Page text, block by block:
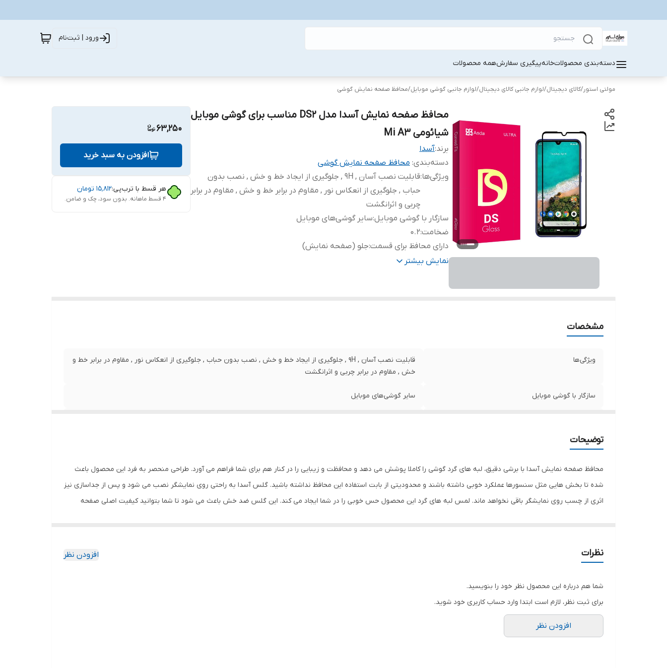
ورود | ثبت‌نام
دسته‌بندی محصولاتخانهپیگیری سفارشهمه محصولات
مولتی استور/کالای دیجیتال/لوازم جانبی کالای دیجیتال/لوازم جانبی گوشی موبایل/محافظ صفحه نمایش گوشی
محافظ صفحه نمایش آسدا مدل DS2 مناسب برای گوشی موبایل
شیائومی Mi A3
برند:آسدا
دسته‌بندی: محافظ صفحه نمایش گوشی
ویژگی‌ها:
قابلیت نصب آسان , 9H , جلوگیری از ایجاد خط و خش , نصب بدون
حباب , جلوگیری از انعکاس نور , مقاوم در برابر خط و خش , مقاوم در برابر
چربی و اثرانگشت
سازگار با گوشی موبایل:سایر گوشی‌های موبایل
ضخامت:
0.2
دارای محافظ برای قسمت:جلو (صفحه نمایش)
رنگ:مشکی
نمایش بیشتر
63,250
افزودن به سبد خرید
هر قسط با ترب‌پی:۱۵٬۸۱۲ تومان
۴ قسط ماهانه. بدون سود، چک و ضامن.
مشخصات
ویژگی‌ها
قابلیت نصب آسان , 9H , جلوگیری از ایجاد خط و خش , نصب بدون حباب , جلوگیری از انعکاس نور , مقاوم در برابر خط و
خش , مقاوم در برابر چربی و اثرانگشت
سازگار با گوشی موبایل سایر گوشی‌های موبایل
دارای محافظ برای قسمت
رنگ مشکی
توضیحات
محافظ صفحه نمایش آسدا با برشی دقیق، لبه های گرد گوشی را کاملا پوشش می دهد و محافظت و زیبایی را در کنار هم برای شما فراهم می آورد. طراحی منحصر به فرد این محصول باعث
شده تا بخش هایی مثل سنسورها عملکرد خوبی داشته باشند و محدودیتی از بابت استفاده این محافظ نداشته باشید. گلس آسدا به راحتی روی نمایشگر نصب می شود و پس از جداسازی نیز
اثری از چسب روی نمایشگر باقی نخواهد ماند. لمس لبه های گرد این محصول حس خوبی را در شما ایجاد می کند. این گلس ضد خش باعث می شود تا شما بتوانید کیفیت اصلی صفحه
نظرات افزودن نظر
شما هم درباره این محصول نظر خود را بنویسید.
برای ثبت نظر، لازم است ابتدا وارد حساب کاربری خود شوید.
افزودن نظر